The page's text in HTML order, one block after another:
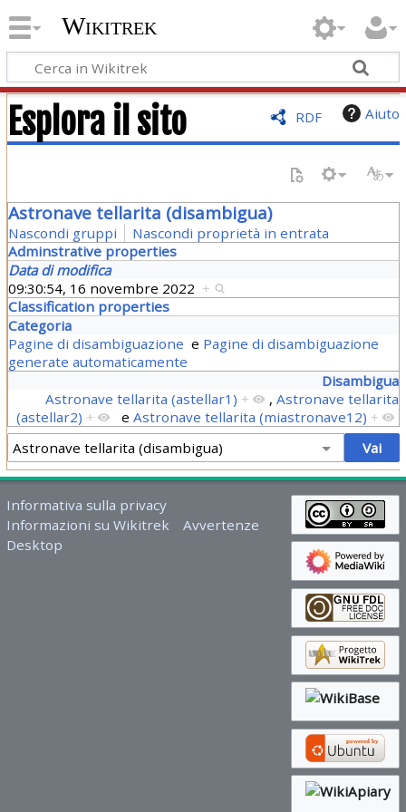
Wikitrek
RDF Aiuto
Esplora il sito
Astronave tellarita (disambigua)
Nascondi gruppi
Nascondi proprietà in entrata
Adminstrative properties
Data di modifica
09:30:54, 16 novembre 2022 +
Classification properties
Categoria
Pagine di disambiguazione e Pagine di disambiguazione
generate automaticamente
Disambigua
Astronave tellarita (astellar1) + ,Astronave tellarita
(astellar2) + eAstronave tellarita (miastronave12) +
Informativa sulla privacy
Informazioni su Wikitrek
Avvertenze
Desktop